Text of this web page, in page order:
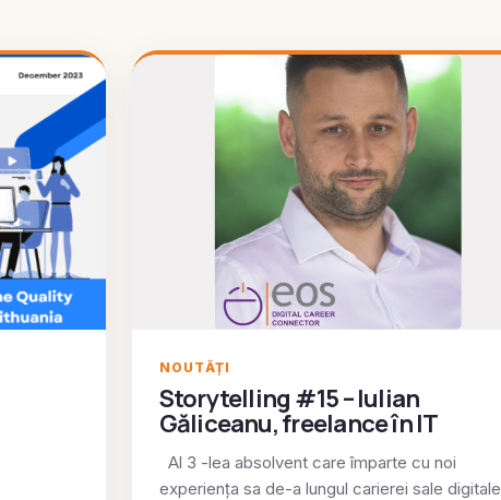
NOUTĂȚI
Storytelling #15 – Iulian
Găliceanu, freelance în IT
Al 3 -lea absolvent care împarte cu noi
experiența sa de-a lungul carierei sale digitale